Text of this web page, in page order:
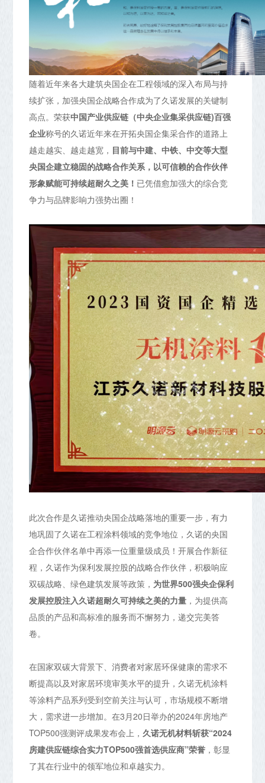
随着近年来各大建筑央国企在工程领域的深入布局与持
续扩张，加强央国企战略合作成为了久诺发展的关键制
高点。荣获中国产业供应链（中央企业集采供应链)百强
企业称号的久诺近年来在开拓央国企集采合作的道路上
越走越实、越走越宽， 目前与中建、中铁、中交等大型
央国企建立稳固的战略合作关系，以可信赖的合作伙伴
形象赋能可持续超耐久之美！ 已凭借愈加强大的综合竞
争力与品牌影响力强势出圈！
此次合作是久诺推动央国企战略落地的重要一步，有力
地巩固了久诺在工程涂料领域的竞争地位，久诺的央国
企合作伙伴名单中再添一位重量级成员！开展合作新征
程，久诺作为保利发展控股的战略合作伙伴，积极响应
双碳战略、绿色建筑发展等政策， 为世界500强央企保利
发展控股注入久诺超耐久可持续之美的力量 ，为提供高
品质的产品和高标准的服务而不懈努力，递交完美答
卷。
在国家双碳大背景下、消费者对家居环保健康的需求不
断提高以及对家居环境审美水平的提升，久诺无机涂料
等涂料产品系列受到空前关注与认可，市场规模不断增
大，需求进一步增加。在3月20日举办的2024年房地产
TOP500强测评成果发布会上，久诺无机材料斩获“2024
房建供应链综合实力TOP500强首选供应商”荣誉 ，彰显
了其在行业中的领军地位和卓越实力。